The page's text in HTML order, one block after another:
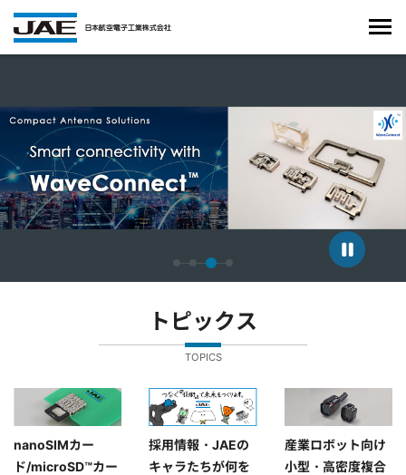
トピックス
TOPICS
nanoSIMカー
ド/microSD™カー
採用情報・JAEの
キャラたちが何を
産業ロボット向け
小型・高密度複合